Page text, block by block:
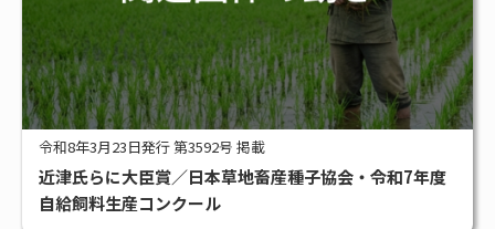
令和8年3月23日発行 第3592号 掲載
近津氏らに大臣賞／日本草地畜産種子協会・令和7年度
自給飼料生産コンクール